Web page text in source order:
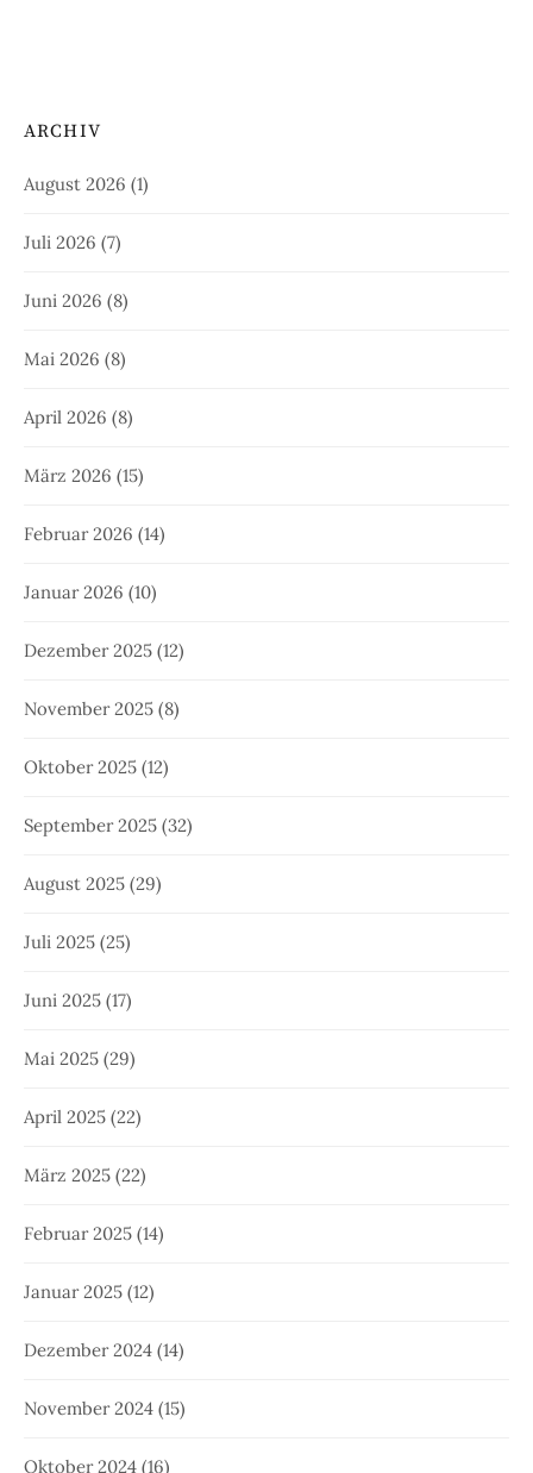
ARCHIV
August 2026 (1)
Juli 2026 (7)
Juni 2026 (8)
Mai 2026 (8)
April 2026 (8)
März 2026 (15)
Februar 2026 (14)
Januar 2026 (10)
Dezember 2025 (12)
November 2025 (8)
Oktober 2025 (12)
September 2025 (32)
August 2025 (29)
Juli 2025 (25)
Juni 2025 (17)
Mai 2025 (29)
April 2025 (22)
März 2025 (22)
Februar 2025 (14)
Januar 2025 (12)
Dezember 2024 (14)
November 2024 (15)
Oktober 2024 (16)